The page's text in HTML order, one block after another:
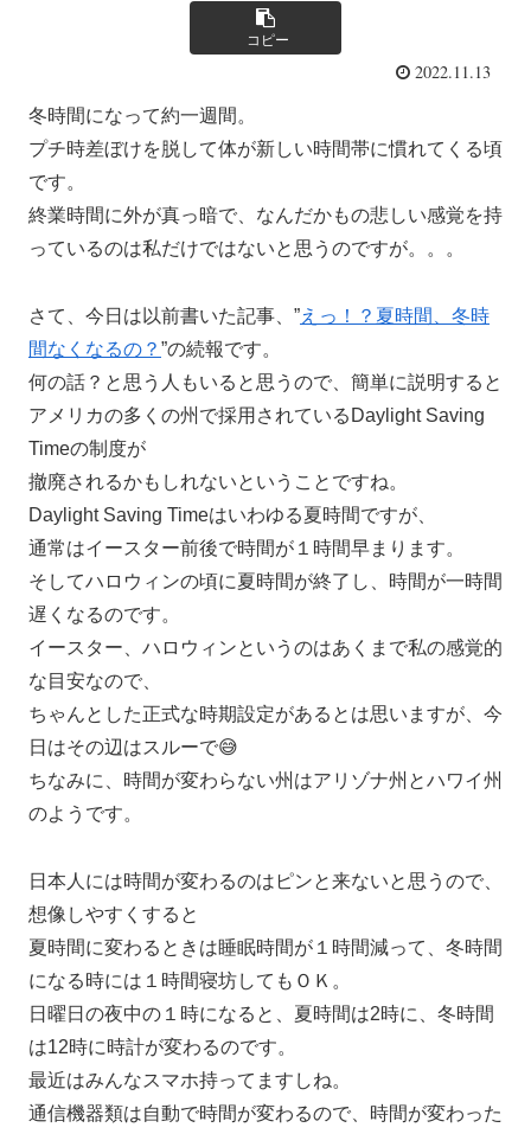
コピー
2022.11.13
冬時間になって約一週間。
プチ時差ぼけを脱して体が新しい時間帯に慣れてくる頃
です。
終業時間に外が真っ暗で、なんだかもの悲しい感覚を持
っているのは私だけではないと思うのですが。。。
さて、今日は以前書いた記事、”えっ！？夏時間、冬時
間なくなるの？ ”の続報です。
何の話？と思う人もいると思うので、簡単に説明すると
アメリカの多くの州で採用されているDaylight Saving
Timeの制度が
撤廃されるかもしれないということですね。
Daylight Saving Timeはいわゆる夏時間ですが、
通常はイースター前後で時間が１時間早まります。
そしてハロウィンの頃に夏時間が終了し、時間が一時間
遅くなるのです。
イースター、ハロウィンというのはあくまで私の感覚的
な目安なので、
ちゃんとした正式な時期設定があるとは思いますが、今
日はその辺はスルーで😅
ちなみに、時間が変わらない州はアリゾナ州とハワイ州
のようです。
日本人には時間が変わるのはピンと来ないと思うので、
想像しやすくすると
夏時間に変わるときは睡眠時間が１時間減って、冬時間
になる時には１時間寝坊してもＯＫ。
日曜日の夜中の１時になると、夏時間は2時に、冬時間
は12時に時計が変わるのです。
最近はみんなスマホ持ってますしね。
通信機器類は自動で時間が変わるので、時間が変わった